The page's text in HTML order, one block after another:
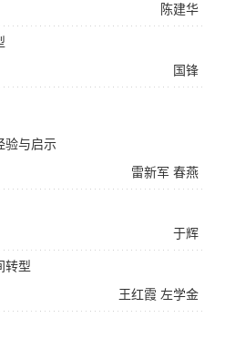
陈建华
国锋
雷新军 春燕
验与启示
于辉
王红霞 左学金
转型